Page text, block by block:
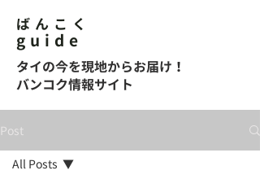
ばんこく
guide
タイの今を現地からお届け！
バンコク情報サイト
Post
All Posts